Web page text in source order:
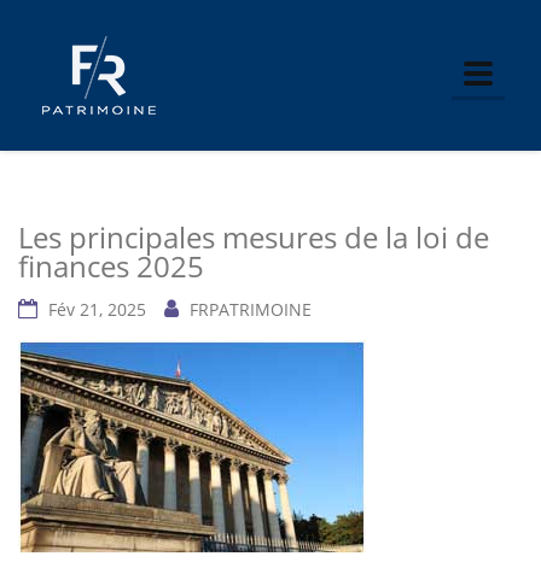
Les principales mesures de la loi de
finances 2025
Fév 21, 2025 FRPATRIMOINE